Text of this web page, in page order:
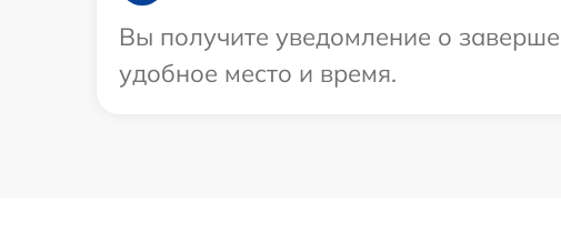
Вы получите уведомление о
удобное место и время.